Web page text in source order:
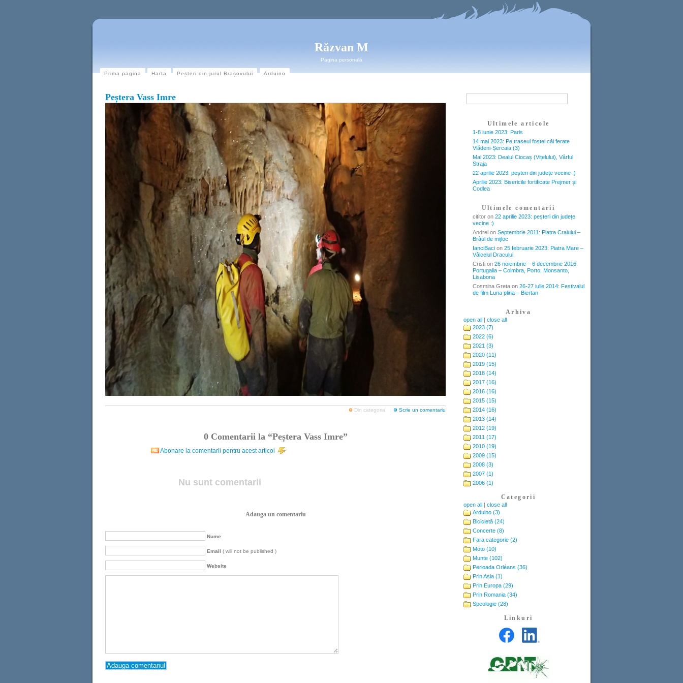
Răzvan M
Pagina personală
Prima pagina Harta Peșteri din jurul Brașovului Arduino
Peștera Vass Imre
Din categoria Scrie un comentariu
0Comentarii la “Peștera Vass Imre”
Abonare la comentarii pentru acest articol
Nu sunt comentarii
Adauga un comentariu
Nume
Email ( will not be published )
Website
Ultimele articole
1-8 iunie 2023: Paris
14 mai 2023: Pe traseul fostei căi ferate
Vlădeni-Șercaia (3)
Mai 2023: Dealul Ciocaș (Vițelului), Vârful
Straja
22 aprilie 2023: peșteri din județe vecine :)
Aprilie 2023: Bisericile fortificate Prejmer și
Codlea
Ultimele comentarii
cititor on 22 aprilie 2023: peșteri din județe
vecine :)
Andrei on Septembrie 2011: Piatra Craiului –
Brâul de mijloc
IanciBaci on 25 februarie 2023: Piatra Mare –
Vâlcelul Dracului
Cristi on 26 noiembrie – 6 decembrie 2016:
Portugalia – Coimbra, Porto, Monsanto,
Lisabona
Cosmina Greta on 26-27 iulie 2014: Festivalul
de film Luna plina – Biertan
Arhiva
open all | close all
2023 (7)
2022 (6)
2021 (3)
2020 (11)
2019 (15)
2018 (14)
2017 (16)
2016 (16)
2015 (15)
2014 (16)
2013 (14)
2012 (19)
2011 (17)
2010 (19)
2009 (15)
2008 (3)
2007 (1)
2006 (1)
Categorii
open all | close all
Arduino (3)
Bicicletă (24)
Concerte (8)
Fara categorie (2)
Moto (10)
Munte (102)
Perioada Orléans (36)
Prin Asia (1)
Prin Europa (29)
Prin Romania (34)
Speologie (28)
Linkuri